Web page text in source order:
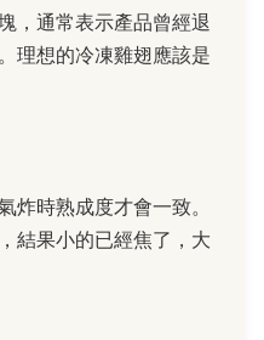
，通常表示產品曾經退
理想的冷凍雞翅應該是
炸時熟成度才會一致。
結果小的已經焦了，大